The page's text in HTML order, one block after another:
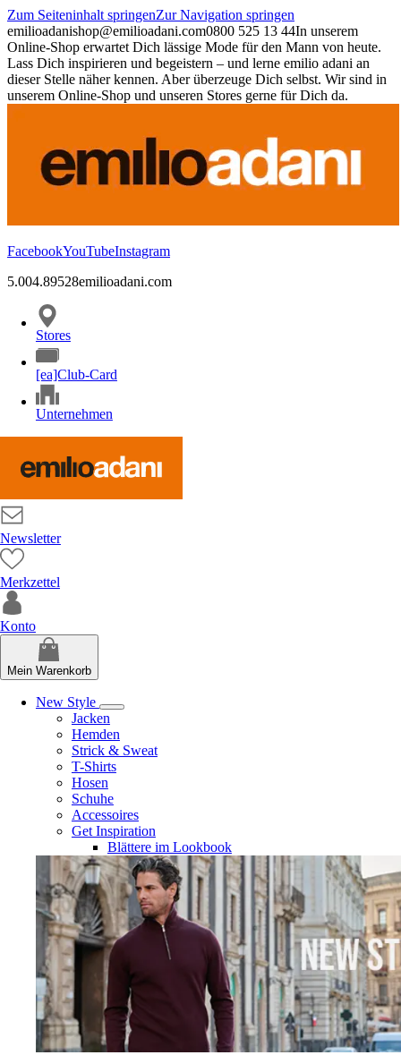
Zum Seiteninhalt springenZur Navigation springen
emilioadanishop@emilioadani.com0800 525 13 44In unserem
Online-Shop erwartet Dich lässige Mode für den Mann von heute.
Lass Dich inspirieren und begeistern – und lerne emilio adani an
dieser Stelle näher kennen. Aber überzeuge Dich selbst. Wir sind in
unserem Online-Shop und unseren Stores gerne für Dich da.
FacebookYouTubeInstagram
5.004.89528emilioadani.com
Stores
[ea]Club-Card
Unternehmen
Newsletter
Merkzettel
Konto
Mein Warenkorb
New Style
Jacken
Hemden
Strick & Sweat
T-Shirts
Hosen
Schuhe
Accessoires
Get Inspiration
Blättere im Lookbook